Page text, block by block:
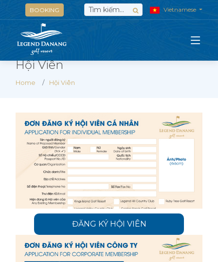
BOOKING Vietnamese
Hội Viên
Home Hội Viên
ĐĂNG KÝ HỘI VIÊN